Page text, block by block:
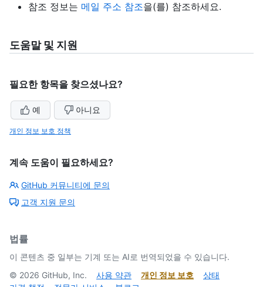
참조 정보는 메일 주소 참조을(를) 참조하세요.
도움말 및 지원
필요한 항목을 찾으셨나요?
예 아니요
개인 정보 보호 정책
계속 도움이 필요하세요?
GitHub 커뮤니티에 문의
고객 지원 문의
법률
이 콘텐츠 중 일부는 기계 또는 AI로 번역되었을 수 있습니다.
© 2026 GitHub, Inc. 사용 약관 개인 정보 보호
상태